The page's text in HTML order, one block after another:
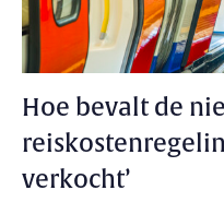
Hoe bevalt de
verkocht’